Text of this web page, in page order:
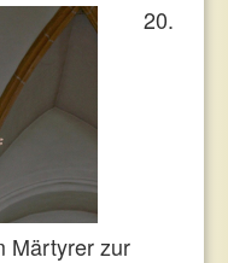
20.
Märtyrer zur